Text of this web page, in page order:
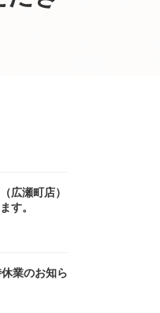
広瀬町店）
す。
業のお知ら